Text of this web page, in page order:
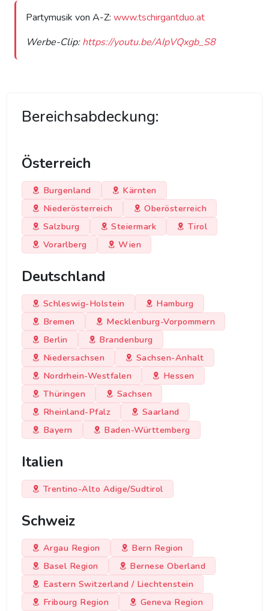
Partymusik von A-Z: www.tschirgantduo.at
Werbe-Clip: https://youtu.be/AIpVQxgb_S8
Bereichsabdeckung:
Österreich
Burgenland
Kärnten
Niederösterreich
Oberösterreich
Salzburg
Steiermark
Tirol
Vorarlberg
Wien
Deutschland
Schleswig-Holstein
Hamburg
Bremen
Mecklenburg-Vorpommern
Berlin
Brandenburg
Niedersachsen
Sachsen-Anhalt
Nordrhein-Westfalen
Hessen
Thüringen
Sachsen
Rheinland-Pfalz
Saarland
Bayern
Baden-Württemberg
Italien
Trentino-Alto Adige/Sudtirol
Schweiz
Argau Region
Bern Region
Basel Region
Bernese Oberland
Eastern Switzerland / Liechtenstein
Fribourg Region
Geneva Region